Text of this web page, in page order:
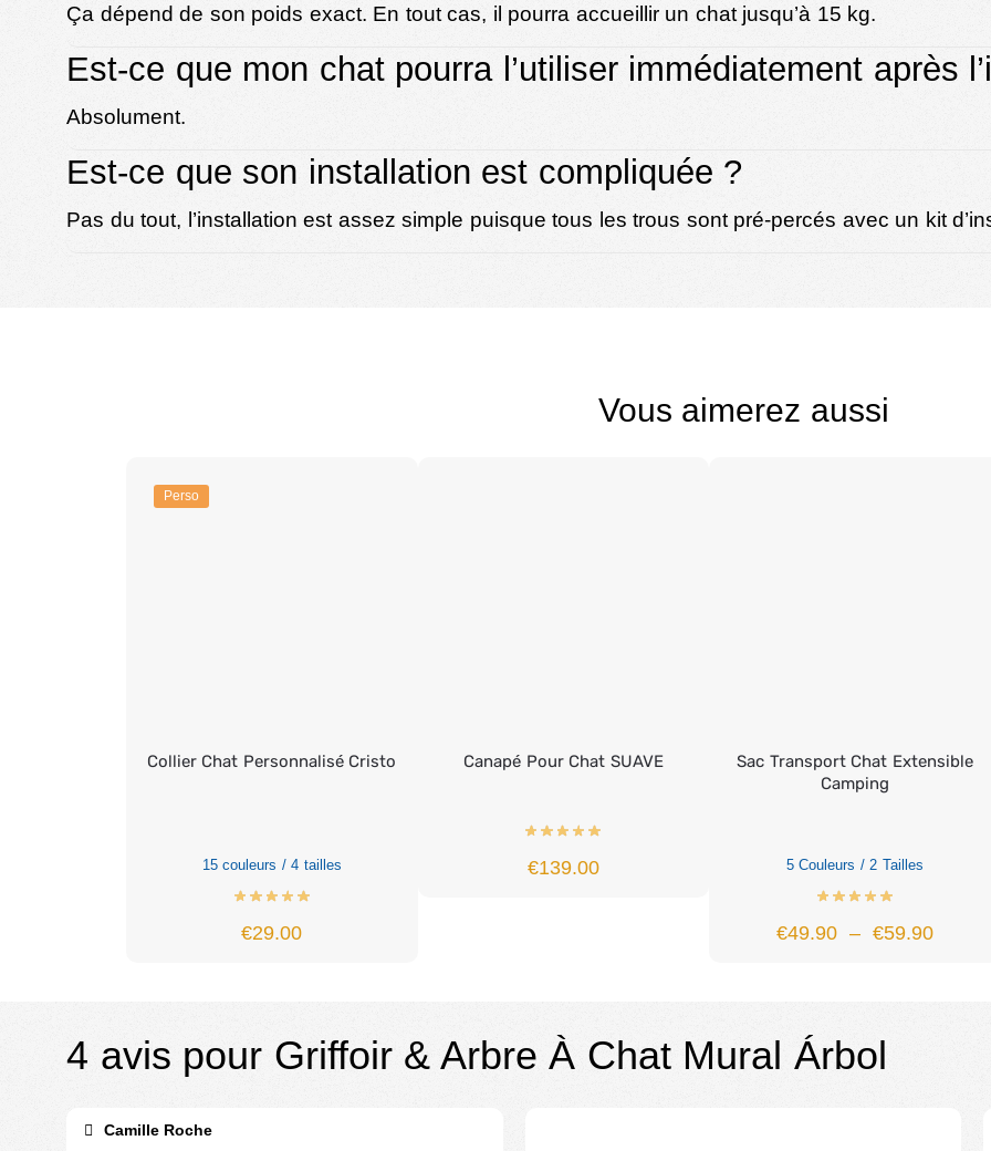
Ça dépend de son poids exact. En tout cas, il pourra accueillir un chat jusqu’à 15 kg.
Est-ce que mon chat pourra l’utiliser immédiatement après
Absolument.
Est-ce que son installation est compliquée ?
Pas du tout, l’installation est assez simple puisque tous les trous sont pré-percés avec un kit
Vous aimerez aussi
Perso
Collier Chat Personnalisé Cristo
15 couleurs / 4 tailles
€29.00
Canapé Pour Chat SUAVE
€139.00
Sac Transport Chat Extensible
Camping
5 Couleurs / 2 Tailles
€49.90 – €59.90
4 avis pour Griffoir & Arbre À Chat Mural Árbol
Camille Roche